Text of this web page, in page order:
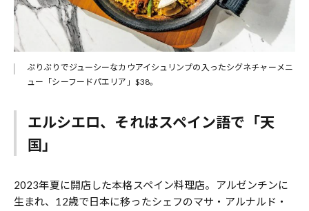
ぷりぷりでジューシーなカウアイシュリンプの入ったシグネチャーメニ
ュー「シーフードパエリア」$38。
エルシエロ、それはスペイン語で「天
国」
2023年夏に開店した本格スペイン料理店。アルゼンチンに
生まれ、12歳で日本に移ったシェフのマサ・アルナルド・